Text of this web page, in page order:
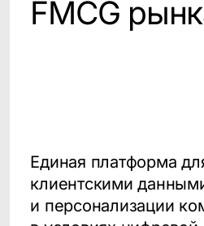
в условиях цифровой
трансформации FMCG-рынка